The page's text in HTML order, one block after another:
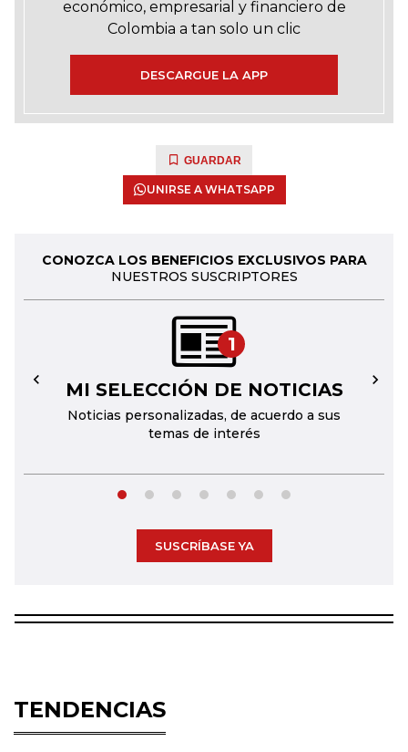
económico, empresarial y financiero de
Colombia a tan solo un clic
DESCARGUE LA APP
GUARDAR
UNIRSE A WHATSAPP
CONOZCA LOS BENEFICIOS EXCLUSIVOS PARA
NUESTROS SUSCRIPTORES
1
MI SELECCIÓN DE NOTICIAS
Noticias personalizadas, de acuerdo a sus
temas de interés
← →
SUSCRÍBASE YA
TENDENCIAS